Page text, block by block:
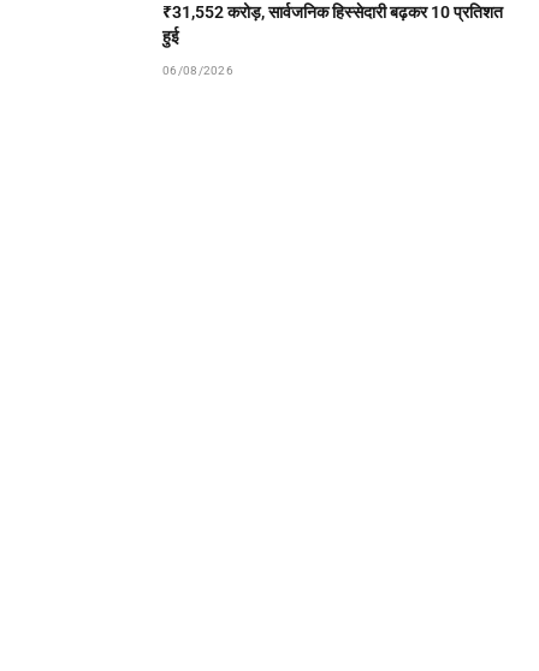
₹31,552 करोड़, सार्वजनिक हिस्सेदारी बढ़कर 10 प्रतिशत
हुई
06/08/2026